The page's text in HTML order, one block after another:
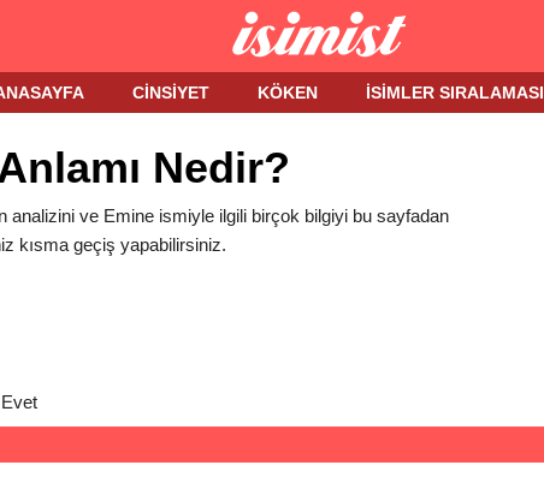
CINSIYET KÖKEN İSIMLER SIRALAMASI
Nedir?
analizini ve Emine ismiyle ilgili birçok bilgiyi bu sayfadan
kısma geçiş yapabilirsiniz.
Evet